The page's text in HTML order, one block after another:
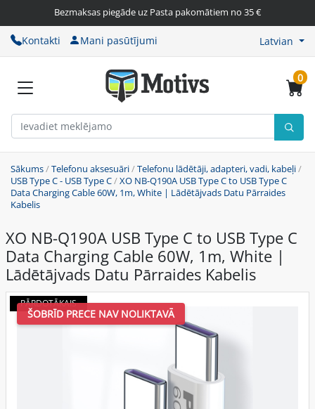
Bezmaksas piegāde uz Pasta pakomātiem no 35 €
Kontakti Mani pasūtījumi Latvian
0
Sākums/Telefonu aksesuāri/Telefonu lādētāji, adapteri, vadi, kabeļi/
USB Type C - USB Type C/XO NB-Q190A USB Type C to USB Type C
Data Charging Cable 60W, 1m, White | Lādētājvads Datu Pārraides
Kabelis
XO NB-Q190A USB Type C to USB Type C
Data Charging Cable 60W, 1m, White |
Lādētājvads Datu Pārraides Kabelis
PĀRDOTĀKAIS
ŠOBRĪD PRECE NAV NOLIKTAVĀ